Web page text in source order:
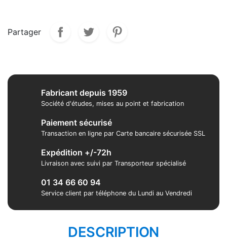
Partager
Fabricant depuis 1959
Société d'études, mises au point et fabrication
Paiement sécurisé
Transaction en ligne par Carte bancaire sécurisée SSL
Expédition +/-72h
Livraison avec suivi par Transporteur spécialisé
01 34 66 60 94
Service client par téléphone du Lundi au Vendredi
DESCRIPTION